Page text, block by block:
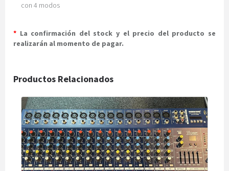
con 4 modos
* La confirmación del stock y el precio del producto se
realizarán al momento de pagar.
Productos Relacionados